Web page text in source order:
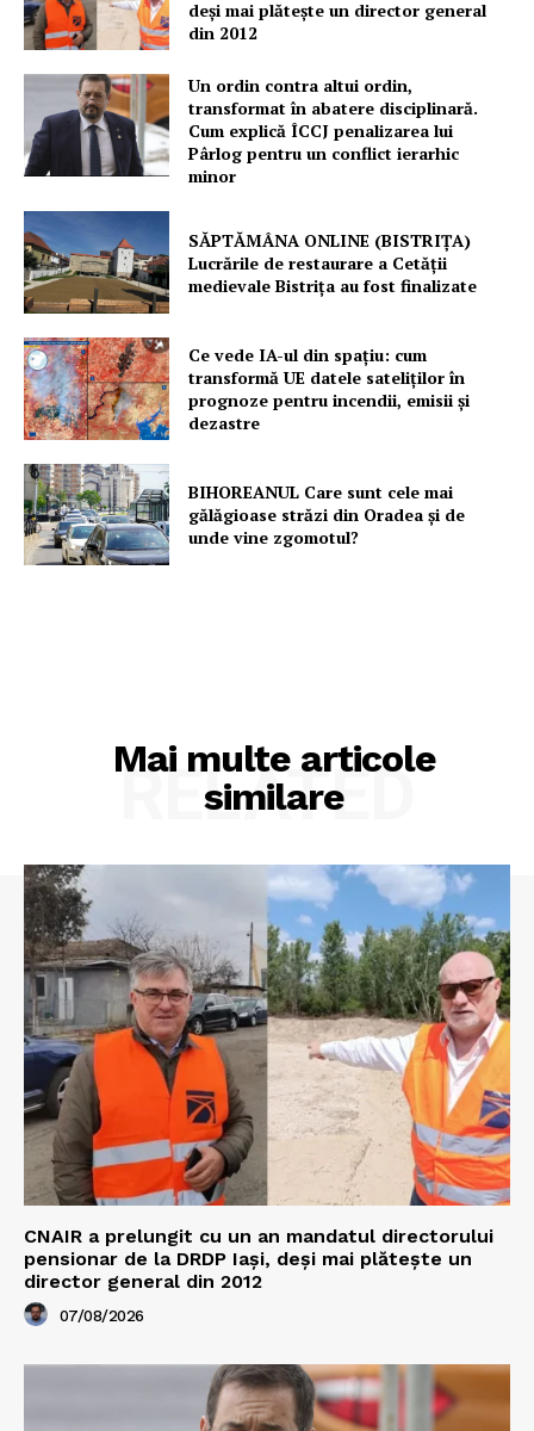
Un proiect
FREEDOM HOUSE ROMÂNIA
PRESShub
Despre noi / Echipa
Proiecte editoriale
Rețea
Contact
deși mai plătește un director general
din 2012
Un ordin contra altui ordin,
transformat în abatere disciplinară.
Cum explică ÎCCJ penalizarea lui
Pârlog pentru un conflict ierarhic
minor
SĂPTĂMÂNA ONLINE (BISTRIȚA)
Lucrările de restaurare a Cetăţii
medievale Bistriţa au fost finalizate
Ce vede IA-ul din spațiu: cum
transformă UE datele sateliților în
prognoze pentru incendii, emisii și
dezastre
BIHOREANUL Care sunt cele mai
gălăgioase străzi din Oradea și de
unde vine zgomotul?
Mai multe articole
similare
RELATED
CNAIR a prelungit cu un an mandatul directorului
pensionar de la DRDP Iași, deși mai plătește un
director general din 2012
07/08/2026